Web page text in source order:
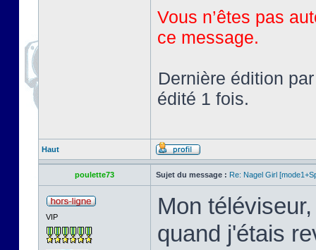
Vous n’êtes pas
ce message.
Dernière édition
édité 1 fois.
Haut
poulette73 Sujet du message : Re: Nagel Girl
VIP
Mon
quand j'étais